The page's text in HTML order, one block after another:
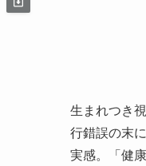
生まれつき
行錯誤の末
実感。「健